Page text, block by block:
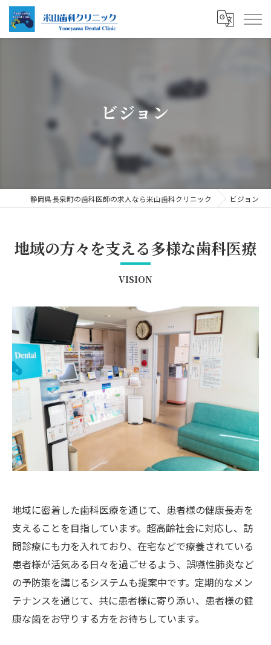
ビジョン
静岡県長泉町の歯科医師の求人なら米山歯科クリニック ビジョン
地域の方々を支える多様な歯科医療
VISION
地域に密着した歯科医療を通じて、患者様の健康長寿を
支えることを目指しています。超高齢社会に対応し、訪
問診療にも力を入れており、在宅などで療養されている
患者様が活気ある日々を過ごせるよう、誤嚥性肺炎など
の予防策を講じるシステムも提案中です。定期的なメン
テナンスを通じて、共に患者様に寄り添い、患者様の健
康な歯をお守りする方をお待ちしています。